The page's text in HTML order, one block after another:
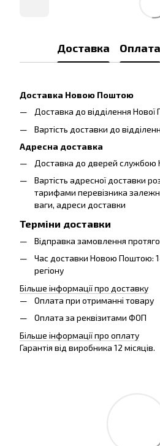
Доставка Оплата
Доставка Новою Поштою
Доставка до відділення Нової
Вартість доставки до
Адресна доставка
Доставка до дверей службою
Вартість адресної доставки
тарифами перевізника
ваги, адреси доставки
Терміни доставки
Відправка замовлення
Час доставки Новою Поштою:
регіону
Більше інформації про доставку
Оплата при отриманні товару
Оплата за реквізитами ФОП
Більше інформації про оплату
Гарантія від виробника 12 місяців.